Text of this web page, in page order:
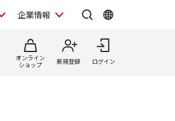
企業情報
オンライン
ショップ
新規登録 ログイン